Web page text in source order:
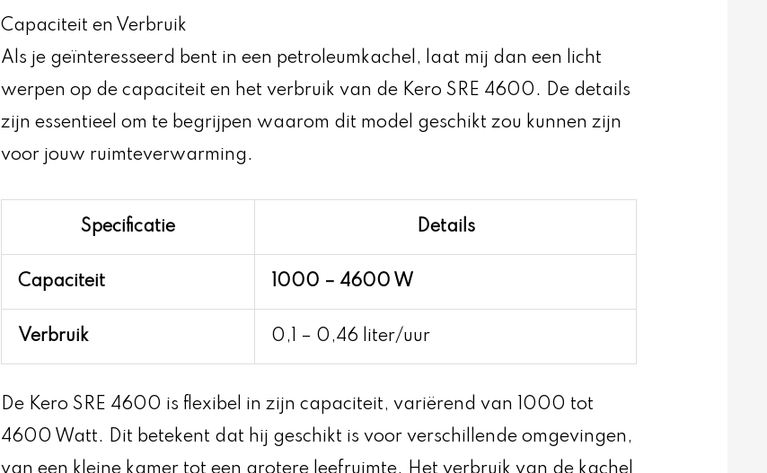
Capaciteit en Verbruik
Als je geïnteresseerd bent in een petroleumkachel, laat mij dan een licht
werpen op de capaciteit en het verbruik van de Kero SRE 4600. De details
zijn essentieel om te begrijpen waarom dit model geschikt zou kunnen zijn
voor jouw ruimteverwarming.
Specificatie Details
Capaciteit 1000 – 4600 W
Verbruik 0,1 – 0,46 liter/uur
De Kero SRE 4600 is flexibel in zijn capaciteit, variërend van 1000 tot
4600 Watt. Dit betekent dat hij geschikt is voor verschillende omgevingen,